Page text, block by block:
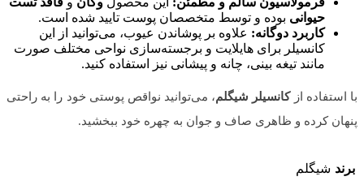
حیوانی بوده و توسط متخصصان پوست تایید شده است.
کاربرد دوگانه: علاوه بر پوشاندن عیوب، می‌توانید از این
کانسیلر برای هایلایت و برجسته‌سازی نواحی مختلف صورت
مانند تیغه بینی، چانه و پیشانی نیز استفاده کنید.
با استفاده ازکانسیلر شیگلم، می‌توانید نواقص پوستی خود را به راحتی
پنهان کرده و ظاهری صاف و جوان به چهره خود ببخشید.
برند شیگلم